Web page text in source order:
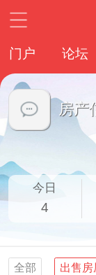
门户 论坛
房产
今日
4
全部 出售房